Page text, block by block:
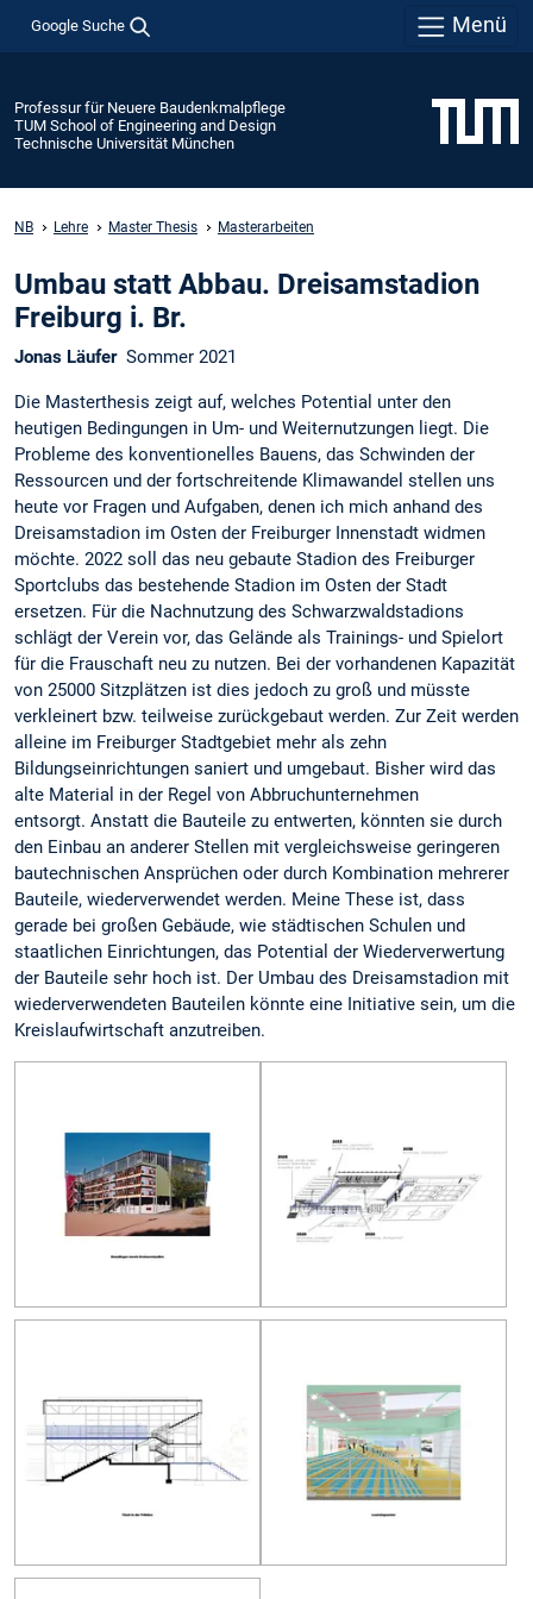
Google Suche Menü
Professur für Neuere Baudenkmalpflege
TUM School of Engineering and Design
Technische Universität München
NB Lehre Master Thesis Masterarbeiten
Umbau statt Abbau. Dreisamstadion
Freiburg i. Br.
Jonas Läufer Sommer 2021
Die Masterthesis zeigt auf, welches Potential unter den
heutigen Bedingungen in Um- und Weiternutzungen liegt. Die
Probleme des konventionelles Bauens, das Schwinden der
Ressourcen und der fortschreitende Klimawandel stellen uns
heute vor Fragen und Aufgaben, denen ich mich anhand des
Dreisamstadion im Osten der Freiburger Innenstadt widmen
möchte. 2022 soll das neu gebaute Stadion des Freiburger
Sportclubs das bestehende Stadion im Osten der Stadt
ersetzen. Für die Nachnutzung des Schwarzwaldstadions
schlägt der Verein vor, das Gelände als Trainings- und Spielort
für die Frauschaft neu zu nutzen. Bei der vorhandenen Kapazität
von 25000 Sitzplätzen ist dies jedoch zu groß und müsste
verkleinert bzw. teilweise zurückgebaut werden. Zur Zeit werden
alleine im Freiburger Stadtgebiet mehr als zehn
Bildungseinrichtungen saniert und umgebaut. Bisher wird das
alte Material in der Regel von Abbruchunternehmen
entsorgt. Anstatt die Bauteile zu entwerten, könnten sie durch
den Einbau an anderer Stellen mit vergleichsweise geringeren
bautechnischen Ansprüchen oder durch Kombination mehrerer
Bauteile, wiederverwendet werden. Meine These ist, dass
gerade bei großen Gebäude, wie städtischen Schulen und
staatlichen Einrichtungen, das Potential der Wiederverwertung
der Bauteile sehr hoch ist. Der Umbau des Dreisamstadion mit
wiederverwendeten Bauteilen könnte eine Initiative sein, um die
Kreislaufwirtschaft anzutreiben.